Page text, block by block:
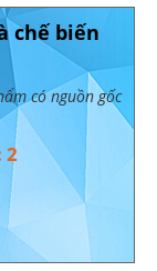
chế biến
có nguồn gốc
2